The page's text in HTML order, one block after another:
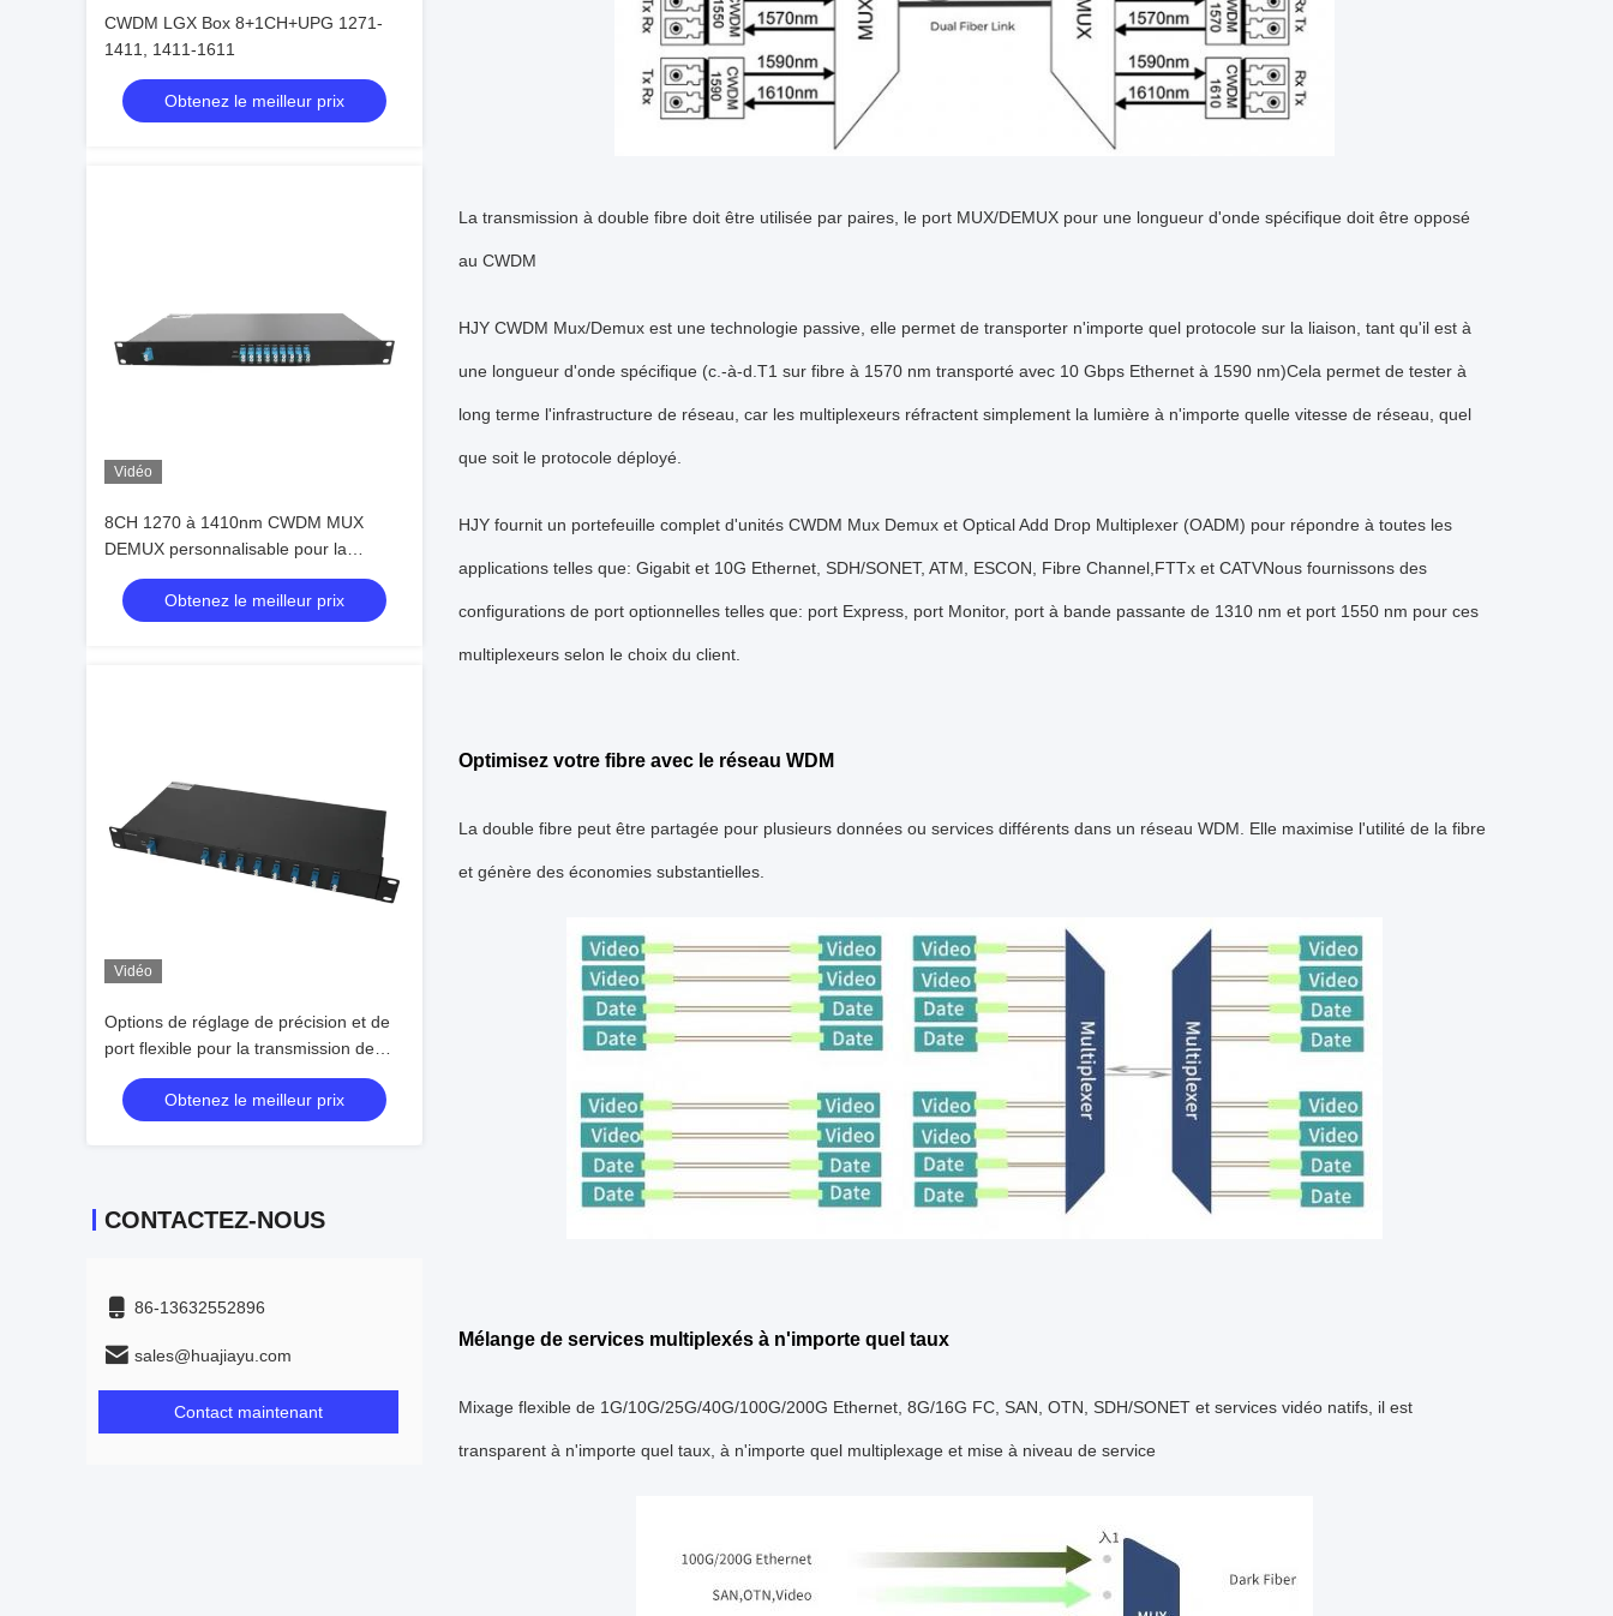
CWDM LGX Box 8+1CH+UPG 1271-
1411, 1411-1611
Obtenez le meilleur prix
Vidéo
8CH 1270 à 1410nm CWDM MUX
DEMUX personnalisable pour la
transmission de données à double fibre
avec revêtement avancé en film mince
Obtenez le meilleur prix
Vidéo
Options de réglage de précision et de
port flexible pour la transmission de
données à grande vitesse avec CWDM
MUX DEMUX dans les longueurs
d'onde de 1470 à 1610 nm
Obtenez le meilleur prix
CONTACTEZ-NOUS
86-13632552896
sales@huajiayu.com
Contact maintenant
La transmission à double fibre doit être utilisée par paires, le port MUX/DEMUX pour une longueur d'onde spécifique doit être opposé
au CWDM
HJY CWDM Mux/Demux est une technologie passive, elle permet de transporter n'importe quel protocole sur la liaison, tant qu'il est à
une longueur d'onde spécifique (c.-à-d.T1 sur fibre à 1570 nm transporté avec 10 Gbps Ethernet à 1590 nm)Cela permet de tester à
long terme l'infrastructure de réseau, car les multiplexeurs réfractent simplement la lumière à n'importe quelle vitesse de réseau, quel
que soit le protocole déployé.
HJY fournit un portefeuille complet d'unités CWDM Mux Demux et Optical Add Drop Multiplexer (OADM) pour répondre à toutes les
applications telles que: Gigabit et 10G Ethernet, SDH/SONET, ATM, ESCON, Fibre Channel,FTTx et CATVNous fournissons des
configurations de port optionnelles telles que: port Express, port Monitor, port à bande passante de 1310 nm et port 1550 nm pour ces
multiplexeurs selon le choix du client.
Optimisez votre fibre avec le réseau WDM
La double fibre peut être partagée pour plusieurs données ou services différents dans un réseau WDM. Elle maximise l'utilité de la fibre
et génère des économies substantielles.
Mélange de services multiplexés à n'importe quel taux
Mixage flexible de 1G/10G/25G/40G/100G/200G Ethernet, 8G/16G FC, SAN, OTN, SDH/SONET et services vidéo natifs, il est
transparent à n'importe quel taux, à n'importe quel multiplexage et mise à niveau de service